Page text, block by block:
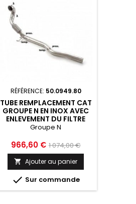
RÉFÉRENCE: 50.0949.80
TUBE REMPLACEMENT CAT
GROUPE N EN INOX AVEC
ENLEVEMENT DU FILTRE
PARTICULES. TOUS LES
SONDES D ORIGINE
PRESENTS. RAGAZZON
AUDI S3...
Groupe N
Prix
966,60 € Prix
de
base
1 074,00 €
 Ajouter au panier
 Sur commande